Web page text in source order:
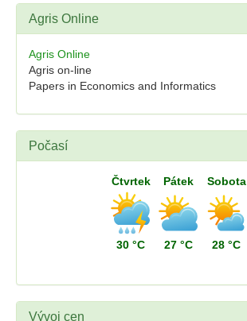
Agris Online
Agris Online
Agris on-line
Papers in Economics and Informatics
Počasí
Čtvrtek
30 °C
Pátek
27 °C
Sobota
28 °C
Vývoj cen